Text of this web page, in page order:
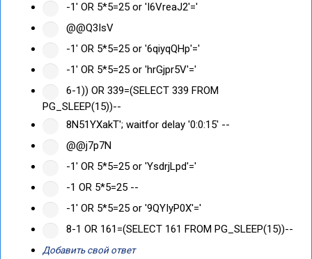
-1' OR 5*5=25 or 'I6VreaJ2'='
@@Q3IsV
-1' OR 5*5=25 or '6qiyqQHp'='
-1' OR 5*5=25 or 'hrGjpr5V'='
6-1)) OR 339=(SELECT 339 FROM
PG_SLEEP(15))--
8N51YXakT'; waitfor delay '0:0:15' --
@@j7p7N
-1' OR 5*5=25 or 'YsdrjLpd'='
-1 OR 5*5=25 --
-1' OR 5*5=25 or '9QYIyP0X'='
8-1 OR 161=(SELECT 161 FROM PG_SLEEP(15))--
Добавить свой ответ